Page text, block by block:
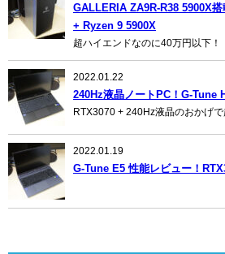
GALLERIA ZA9R-R38 5900X
+ Ryzen 9 5900X
超ハイエンドなのに40万円以下！
2022.01.22
240Hz液晶ノートPC！G-Tune
RTX3070 + 240Hz液晶のおかげで
2022.01.19
G-Tune E5 性能レビュー！